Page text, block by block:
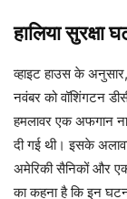
हालिया सुरक्षा
व्हाइट हाउस के
नवंबर को वॉशिंगटन
हमलावर एक अफगान
दी गई थी। इसके
अमेरिकी सैनिकों और
का कहना है कि इन